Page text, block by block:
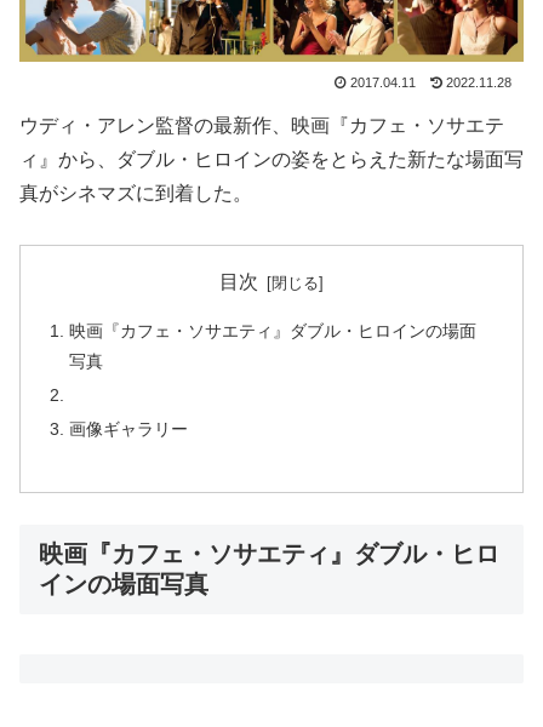
2017.04.11 2022.11.28
ウディ・アレン監督の最新作、映画『カフェ・ソサエテ
ィ』から、ダブル・ヒロインの姿をとらえた新たな場面写
真がシネマズに到着した。
目次
映画『カフェ・ソサエティ』ダブル・ヒロインの場面
写真
画像ギャラリー
映画『カフェ・ソサエティ』ダブル・ヒロ
インの場面写真